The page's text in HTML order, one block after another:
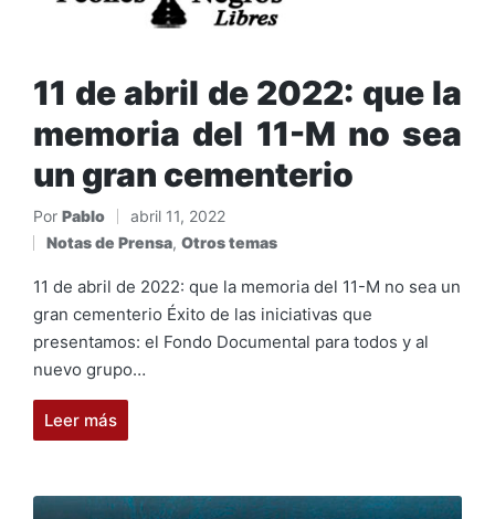
11 de abril de 2022: que la
memoria del 11-M no sea
un gran cementerio
Publicado
por
Por Pablo abril 11, 2022
Publicado
en
Notas de Prensa, Otros temas
11 de abril de 2022: que la memoria del 11-M no sea un
gran cementerio Éxito de las iniciativas que
presentamos: el Fondo Documental para todos y al
nuevo grupo…
Leer más